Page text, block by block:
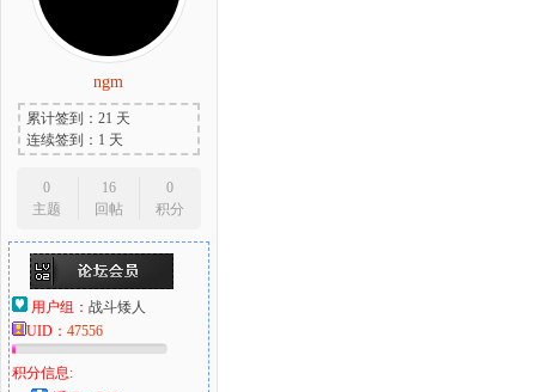
ngm
累计签到：21 天
连续签到：1 天
0
主题
16
回帖
0
积分
用户组： 战斗矮人
UID： 47556
积分信息: